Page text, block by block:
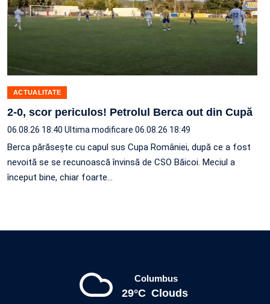
ACTUALITATE
2-0, scor periculos! Petrolul Berca out din Cupă
06.08.26 18:40 Ultima modificare 06.08.26 18:49
Berca părăsește cu capul sus Cupa României, după ce a fost
nevoită se se recunoască învinsă de CSO Băicoi. Meciul a
început bine, chiar foarte…
Columbus
29°C Clouds